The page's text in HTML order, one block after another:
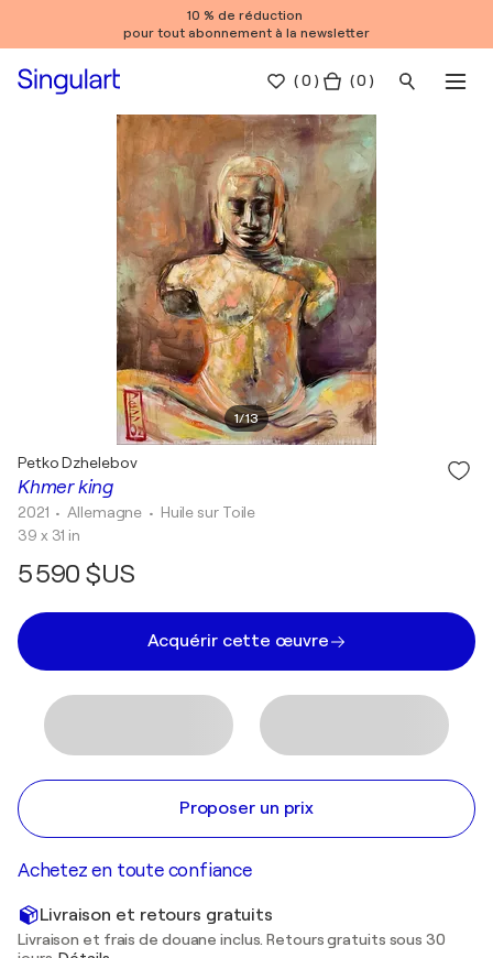
10 % de réduction
pour tout abonnement à la newsletter
(0 ) ( 0 )
1/13
Khmer king
Petko Dzhelebov
2021 • Allemagne • Huile sur Toile
39 x 31 in
5 590 $US
Acquérir cette œuvre
Proposer un prix
Achetez en toute confiance
Livraison et retours gratuits
Livraison et frais de douane inclus. Retours gratuits sous 30